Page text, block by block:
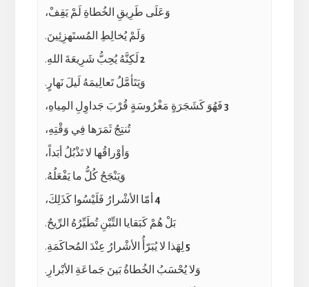
وَعَلَى طَرِيقِ الخُطاةِ لَمْ يَقِفْ،
وَلَمْ يُخالِطِ المُستَهزِئِينَ.
2لَكِنَّهُ يُحِبُّ شَرِيعَةَ اللهِ.
وَيَتَأمَّلُ تَعالِيمَهُ لَيلَ نَهارٍ.
3فَهُوَ كَشَجَرَةٍ مَغْرُوسَةٍ قُرْبَ جَداوِلِ المِياهِ،
تُنتِجُ ثَمَرَها فِي وَقْتِهِ،
وَأوْراقُها لا تَذْبُلُ أبَداً،
وَيَنْجَحُ كُلُّ ما يَفْعَلُهُ.
4 أمّا الأشْرارُ فَلَيْسُوا كَذَلِكَ،
بَلْ هُمْ كَبَقايا التِّبْنِ تُطَيِّرُهُ الرِّيحُ.
5 لِهَذا لا يُبَرّأُ الأشْرارُ عِنْدَ المُحاكَمَةِ.
وَلا يُحْسَبُ الخُطاةُ بَينَ جَماعَةِ الأبْرارِ.